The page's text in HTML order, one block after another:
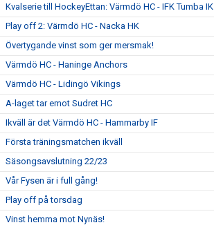
Kvalserie till HockeyEttan: Värmdö HC - IFK Tumba IK
Play off 2: Värmdö HC - Nacka HK
Övertygande vinst som ger mersmak!
Värmdö HC - Haninge Anchors
Värmdö HC - Lidingö Vikings
A-laget tar emot Sudret HC
Ikväll är det Värmdö HC - Hammarby IF
Första träningsmatchen ikväll
Säsongsavslutning 22/23
Vår Fysen är i full gång!
Play off på torsdag
Vinst hemma mot Nynäs!